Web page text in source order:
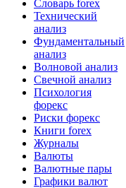
Словарь forex
Технический
анализ
Фундаментальный
анализ
Волновой анализ
Свечной анализ
Психология
форекс
Риски форекс
Книги forex
Журналы
Валюты
Валютные пары
Графики валют